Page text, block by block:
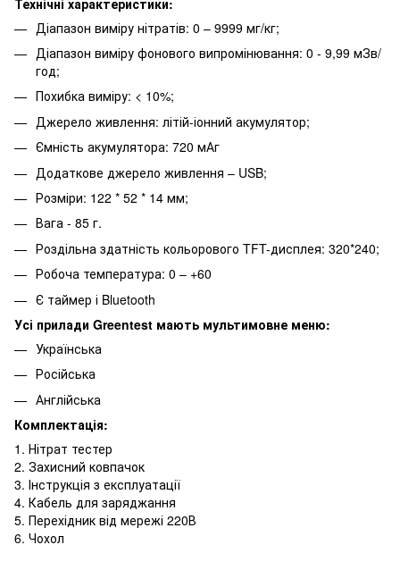
Діапазон виміру нітратів: 0 – 9999 мг/кг;
Діапазон виміру фонового випромінювання: 0 - 9,99 мЗв/
год;
Похибка виміру: < 10%;
Джерело живлення: літій-іонний акумулятор;
Ємність акумулятора: 720 мАг
Додаткове джерело живлення – USB;
Розміри: 122 * 52 * 14 мм;
Вага - 85 г.
Роздільна здатність кольорового TFT-дисплея: 320*240;
Робоча температура: 0 – +60
Є таймер і Bluetooth
Усі прилади Greentest мають мультимовне меню:
Українська
Російська
Англійська
Комплектація:
1. Нітрат тестер
2. Захисний ковпачок
3. Інструкція з експлуатації
4. Кабель для заряджання
5. Перехідник від мережі 220В
6. Чохол